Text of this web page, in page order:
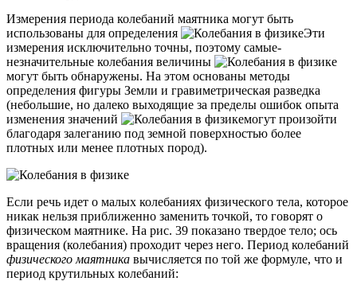
Измерения периода колебаний маятника могут быть
использованы для определения
Эти
измерения исключительно точны, поэтому самые-
незначительные колебания величины
могут быть обнаружены. На этом основаны методы
определения фигуры Земли и гравиметрическая разведка
(небольшие, но далеко выходящие за пределы ошибок опыта
изменения значений
могут произойти
благодаря залеганию под земной поверхностью более
плотных или менее плотных пород).
Если речь идет о малых колебаниях физического тела, которое
никак нельзя приближенно заменить точкой, то говорят о
физическом маятнике. На рис. 39 показано твердое тело; ось
вращения (колебания) проходит через него. Период колебаний
физического маятника вычисляется по той же формуле, что и
период крутильных колебаний: